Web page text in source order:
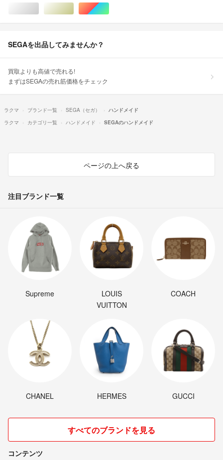
シルバー/銀色系ゴールド/金色系マルチカラー
SEGAを出品してみませんか？
買取よりも高値で売れる!
まずはSEGAの売れ筋価格をチェック
ラクマ ブランド一覧 SEGA（セガ）
ハンドメイド
ラクマ
カテゴリ一覧 ハンドメイド SEGAのハンドメイド
ページの上へ戻る
注目ブランド一覧
Supreme
LOUIS
VUITTON
COACH
CHANEL HERMES GUCCI
すべてのブランドを見る
コンテンツ